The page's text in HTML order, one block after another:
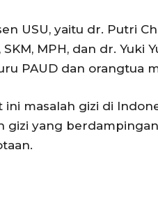
USU, yaitu dr. Putri
MPH, dan dr. Yuki
PAUD dan orangtua
masalah gizi di
gizi yang